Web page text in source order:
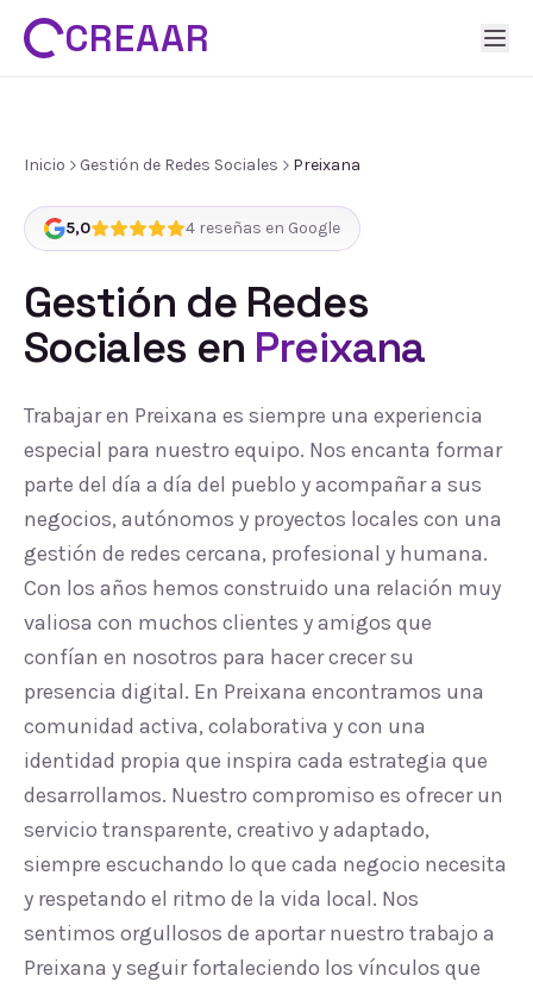
CREAAR
Inicio Gestión de Redes Sociales Preixana
5,0 4 reseñas en Google
Gestión de Redes
Sociales en Preixana
Trabajar en Preixana es siempre una experiencia
especial para nuestro equipo. Nos encanta formar
parte del día a día del pueblo y acompañar a sus
negocios, autónomos y proyectos locales con una
gestión de redes cercana, profesional y humana.
Con los años hemos construido una relación muy
valiosa con muchos clientes y amigos que
confían en nosotros para hacer crecer su
presencia digital. En Preixana encontramos una
comunidad activa, colaborativa y con una
identidad propia que inspira cada estrategia que
desarrollamos. Nuestro compromiso es ofrecer un
servicio transparente, creativo y adaptado,
siempre escuchando lo que cada negocio necesita
y respetando el ritmo de la vida local. Nos
sentimos orgullosos de aportar nuestro trabajo a
Preixana y seguir fortaleciendo los vínculos que